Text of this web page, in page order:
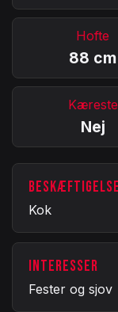
Hofte
88 cm
Kæreste
Nej
BESKÆFTIGELSE
Kok
INTERESSER
Fester og sjov